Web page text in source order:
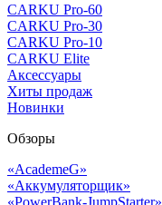
CARKU Pro-60
CARKU Pro-30
CARKU Pro-10
CARKU Elite
Аксессуары
Хиты продаж
Новинки
Обзоры
«AcademeG»
«Аккумуляторщик»
«PowerBank-JumpStarter»